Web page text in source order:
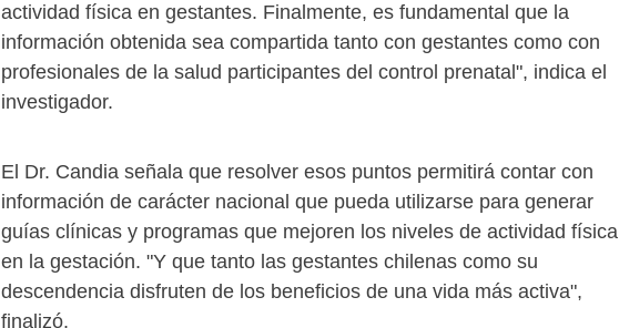
actividad física en gestantes. Finalmente, es fundamental que la
información obtenida sea compartida tanto con gestantes como con
profesionales de la salud participantes del control prenatal", indica el
investigador.
El Dr. Candia señala que resolver esos puntos permitirá contar con
información de carácter nacional que pueda utilizarse para generar
guías clínicas y programas que mejoren los niveles de actividad física
en la gestación. "Y que tanto las gestantes chilenas como su
descendencia disfruten de los beneficios de una vida más activa",
finalizó.